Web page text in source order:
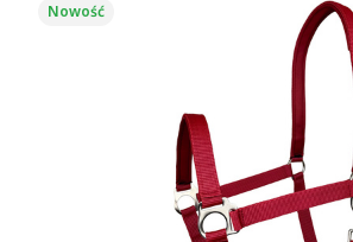
Nowość